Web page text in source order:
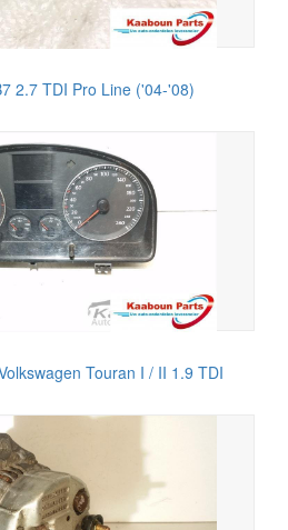
2.7 TDI Pro Line ('04-'08)
Touran I / II 1.9 TDI